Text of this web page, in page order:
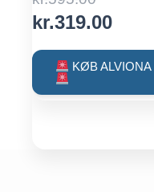
price
was:
kr.319.00
is:
KØB ALVIONA